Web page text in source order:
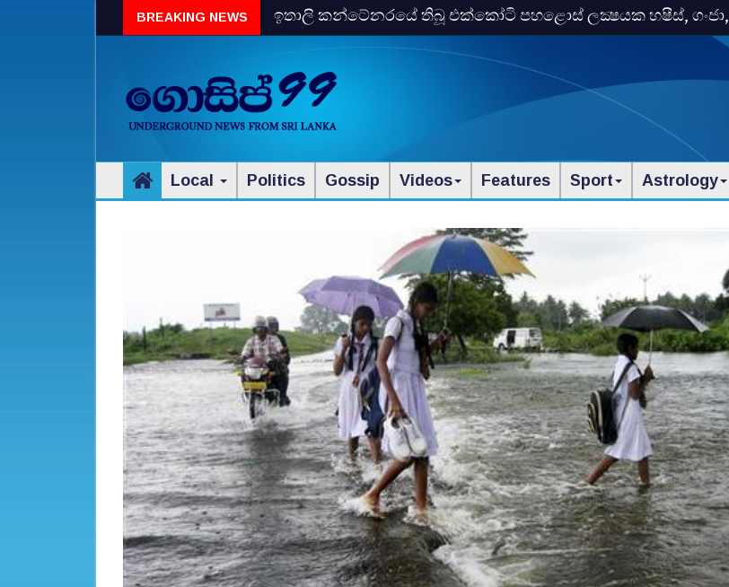
BREAKING NEWS
ඉතාලි කන්ටේනරයේ තිබූ එක්‌කෝටි පහළොස්‌ ලක්‍ෂයක හෂීස්‌, ගංජා,
Local Politics Gossip Videos Features Sport Astrology